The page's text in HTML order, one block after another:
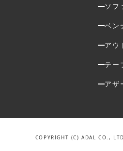
ソフ
ベン
アウ
テー
アザ
COPYRIGHT (C) ADAL CO.,